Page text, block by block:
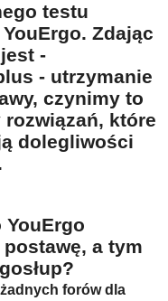
testu
YouErgo. Zdając
-
- utrzymanie
czynimy to
które
dolegliwości
YouErgo
a tym
forów dla